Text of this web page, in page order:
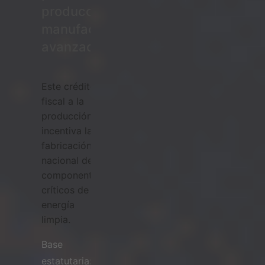
Este crédito
fiscal a la
producción
incentiva la
fabricación
nacional de
componentes
críticos de
energía
limpia.
Base
estatutaria: